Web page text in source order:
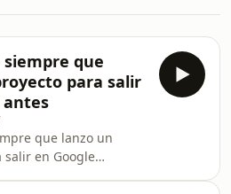
siempre que
para salir
antes
que lanzo un
salir en Google